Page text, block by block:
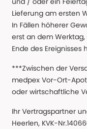
Lieferung am ersten
In Fällen höherer
erst an dem
Ende des
***Zwischen der
medpex Vor-Ort-
oder wirtschaftliche
Ihr Vertragspartner
Heerlen, KVK-